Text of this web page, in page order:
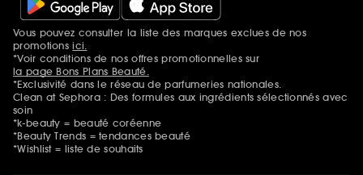
Mentions additionnelles
Vous pouvez consulter la liste des marques exclues de nos
promotionsici.
*Voir conditions de nos offres promotionnelles sur
la page Bons Plans Beauté.
*Exclusivité dans le réseau de parfumeries nationales.
Clean at Sephora : Des formules aux ingrédients sélectionnés avec
soin
*k-beauty = beauté coréenne
*Beauty Trends = tendances beauté
*Wishlist = liste de souhaits